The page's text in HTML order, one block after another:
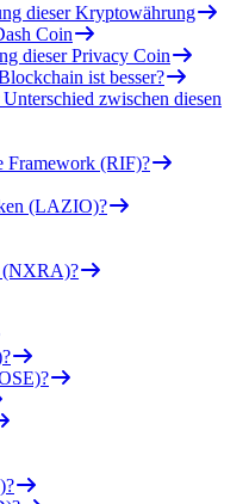
dieser Kryptowährung
Coin
dieser Privacy Coin
ist besser?
zwischen diesen
Framework (RIF)?
(LAZIO)?
(NXRA)?